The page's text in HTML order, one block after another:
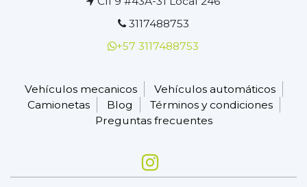
3117488753
+57 3117488753
Vehículos mecanicos
Vehículos automáticos
Camionetas
Blog
Términos y condiciones
Preguntas frecuentes